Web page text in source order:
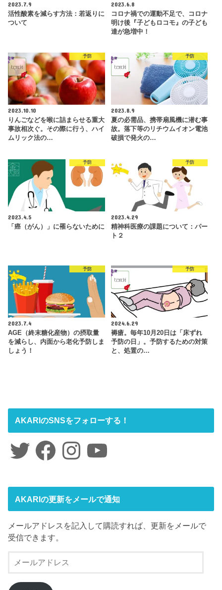
2023.7.9
活性酸素を減らす方法：若返りに
ついて
2023.6.8
コロナ禍での運動不足で、コロナ
明け後『子どもロコモ』の子ども
達が急増中！
予防
2023.10.10
りんごなどを喉に詰まらせる重大
事故相次ぐ。その際に行う、ハイ
ムリック法の…
予防
2023.8.9
夏の必需品、携帯扇風機に潜む事
故。落下等のリチウムイオン電池
破損で発火の…
予防
2023.4.5
「癌（がん）」に罹らないために
予防
2023.4.29
精神科医療の課題について：パー
ト２
予防
2023.7.4
AGE（終末糖化産物）の摂取量
を減らし、内面から老化予防しま
しょう！
予防
2024.6.29
褥瘡。毎年10月20日は「床ずれ
予防の日」。予防するための対策
と、処置の…
AKARIのSNSをフォローする！
Twitter FacebookInstagramYouTube
AKARIの更新をメールで通知
メールアドレスを記入して購読すれば、更新をメールで
受信できます。
ー